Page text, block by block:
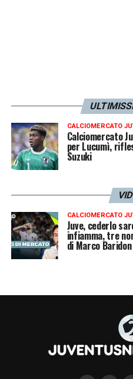
CALCIOMERCATO
Calciomercato
per Lucumì,
Suzuki
CALCIOMERCATO
Juve, cederlo
infiamma, tre
di Marco Baridon